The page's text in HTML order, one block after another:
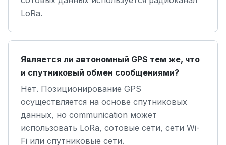
LoRa.
Является ли автономный GPS тем же, что
и спутниковый обмен сообщениями?
Нет. Позиционирование GPS
осуществляется на основе спутниковых
данных, но communication может
использовать LoRa, сотовые сети, сети Wi-
Fi или спутниковые сети.